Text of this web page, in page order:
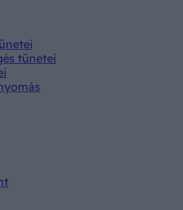
tünetei